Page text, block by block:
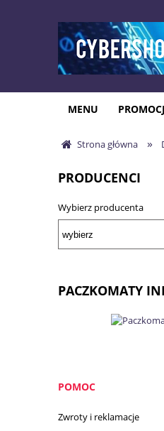
MENU
Strona główna »
PRODUCENCI
Wybierz producenta
PACZKOMATY
POMOC
Zwroty i reklamacje